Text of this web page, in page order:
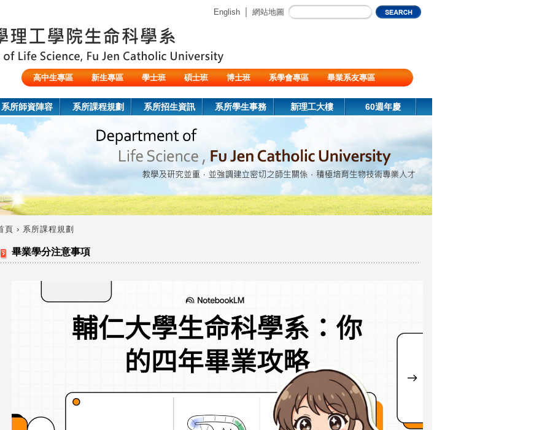
English 網站地圖
高中生專區 新生專區 學士班 碩士班 博士班 系學會專區
畢業系友專區
系所師資陣容 系所課程規劃 系所招生資訊 系所學生事務 新理工大樓 60週年慶
頁 › 系所課程規劃
畢業學分注意事項